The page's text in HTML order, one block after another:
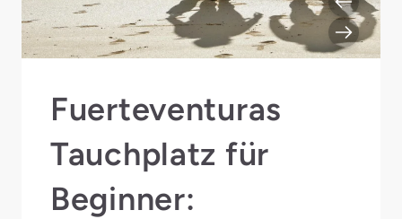
Fuerteventuras
Tauchplatz für
Beginner: